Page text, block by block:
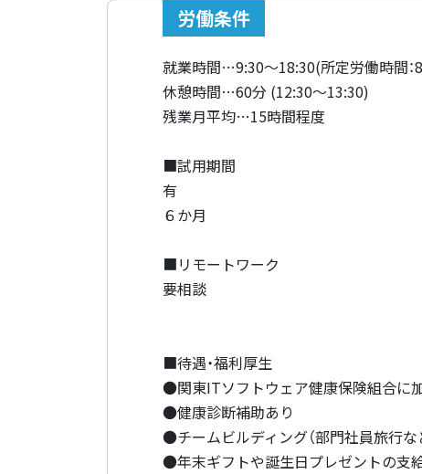
労働条件
就業時間…9:30～18:30(所定労働時間：
休憩時間…60分 (12:30～13:30)
残業月平均…15時間程度
■試用期間
有
６か月
■リモートワーク
要相談
■待遇・福利厚生
●関東ITソフトウェア健康保険組合に
●健康診断補助あり
●チームビルディング（部門社員旅行な
●年末ギフトや誕生日プレゼントの支給